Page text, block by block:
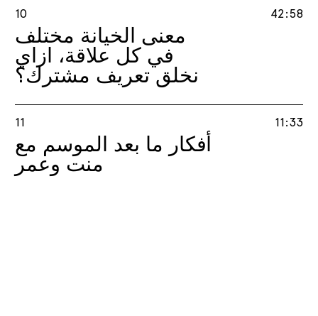
10
معنى الخيانة مختلف
في كل علاقة، ازاي
نخلق تعريف مشترك؟
42:58
11
أفكار ما بعد الموسم مع
منت وعمر
11:33